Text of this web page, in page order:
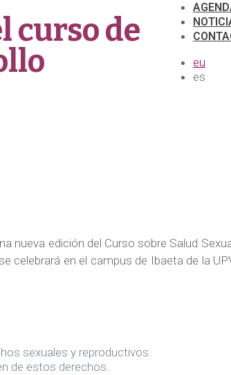
eu
es
curso de
nueva edición del Curso sobre Salud
celebrará en el campus de Ibaeta de la
sexuales y reproductivos.
de estos derechos.